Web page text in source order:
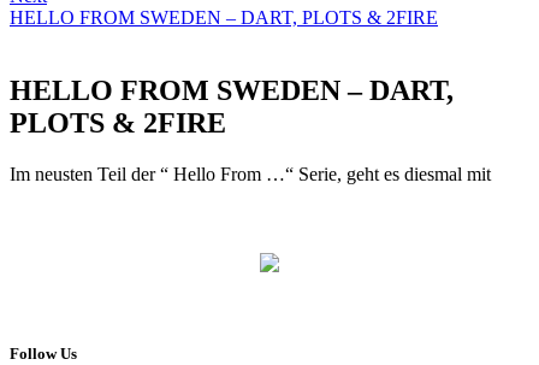
HELLO FROM SWEDEN – DART, PLOTS & 2FIRE
HELLO FROM SWEDEN – DART,
PLOTS & 2FIRE
Im neusten Teil der “ Hello From …“ Serie, geht es diesmal mit
Follow Us